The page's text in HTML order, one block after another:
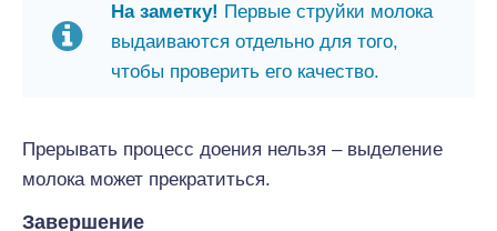
На заметку! Первые струйки молока
выдаиваются отдельно для того,
чтобы проверить его качество.
Прерывать процесс доения нельзя – выделение
молока может прекратиться.
Завершение